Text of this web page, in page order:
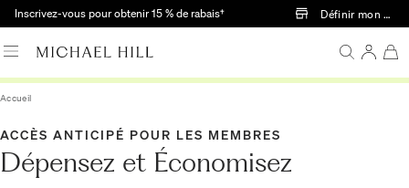
Passer au contenu principal
Inscrivez-vous pour obtenir 15 % de rabais† Définir mon
Accueil
ACCÈS ANTICIPÉ POUR LES MEMBRES
Dépensez et Économisez